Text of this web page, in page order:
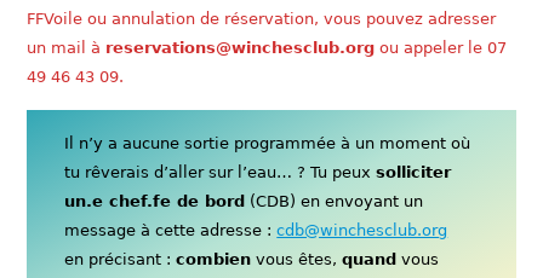
FFVoile ou annulation de réservation, vous pouvez adresser
un mail à reservations@winchesclub.org ou appeler le 07
49 46 43 09.
Il n’y a aucune sortie programmée à un moment où
tu rêverais d’aller sur l’eau… ? Tu peuxsolliciter
un.e chef.fe de bord (CDB) en envoyant un
message à cette adresse :cdb@winchesclub.org
en précisant :combien vous êtes,quand vous